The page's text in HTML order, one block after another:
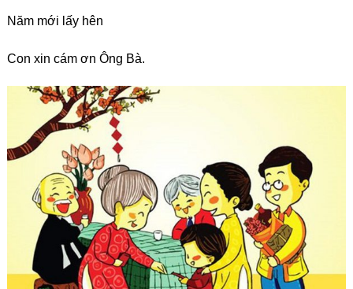
Năm mới lấy hên
Con xin cám ơn Ông Bà.